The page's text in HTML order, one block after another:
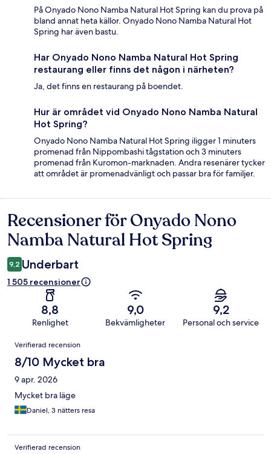
På Onyado Nono Namba Natural Hot Spring kan du prova på
bland annat heta källor. Onyado Nono Namba Natural Hot
Spring har även bastu.
Har Onyado Nono Namba Natural Hot Spring
restaurang eller finns det någon i närheten?
Ja, det finns en restaurang på boendet.
Hur är området vid Onyado Nono Namba Natural
Hot Spring?
Onyado Nono Namba Natural Hot Spring iligger 1 minuters
promenad från Nippombashi tågstation och 3 minuters
promenad från Kuromon-marknaden. Andra resenärer tycker
att området är promenadvänligt och passar bra för familjer.
Recensioner
Recensioner för Onyado Nono
Namba Natural Hot Spring
9,2 Underbart
1 505 recensioner
8,8
Renlighet
9,0
Bekvämligheter
9,2
Personal och service
Recensioner
Verifierad recension
8/10 Mycket bra
9 apr. 2026
Mycket bra läge
Daniel, 3 nätters resa
Verifierad recension